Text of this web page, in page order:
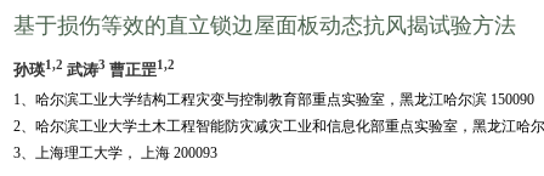
基于损伤等效的直立锁边屋面板动态抗风揭试验方法
孙瑛1,2 武涛3 曹正罡1,2
1、哈尔滨工业大学结构工程灾变与控制教育部重点实验室，黑龙江哈尔滨 150090
2、哈尔滨工业大学土木工程智能防灾减灾工业和信息化部重点实验室，黑龙江哈尔
3、上海理工大学， 上海 200093